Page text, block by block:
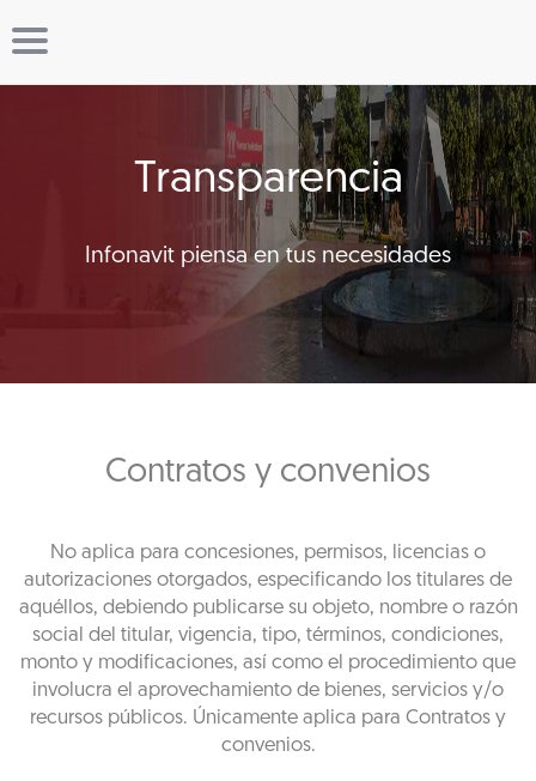
Transparencia
Infonavit piensa en tus necesidades
Contratos y convenios
No aplica para concesiones, permisos, licencias o
autorizaciones otorgados, especificando los titulares de
aquéllos, debiendo publicarse su objeto, nombre o razón
social del titular, vigencia, tipo, términos, condiciones,
monto y modificaciones, así como el procedimiento que
involucra el aprovechamiento de bienes, servicios y/o
recursos públicos. Únicamente aplica para Contratos y
convenios.